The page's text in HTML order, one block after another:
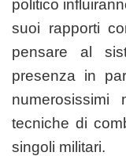
politico
suoi rapporti
pensare al
presenza in
tecniche di
singoli militari.